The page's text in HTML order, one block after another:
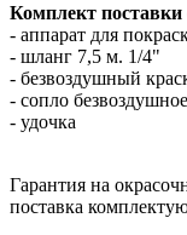
Комплект поставки
- аппарат для
- шланг 7,5 м. 1/4"
- безвоздушный
- сопло безвоздушное
- удочка
Гарантия на
поставка